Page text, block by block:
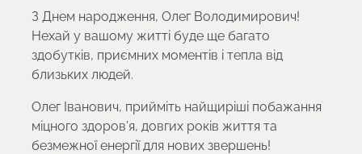
З Днем народження, Олег Володимирович!
Нехай у вашому житті буде ще багато
здобутків, приємних моментів і тепла від
близьких людей.
Олег Іванович, прийміть найщиріші побажання
міцного здоров’я, довгих років життя та
безмежної енергії для нових звершень!